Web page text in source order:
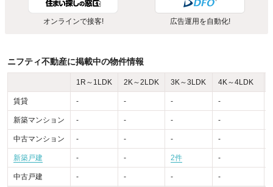
オンラインで接客! 広告運用を自動化!
ニフティ不動産に掲載中の物件情報
1R～1LDK 2K～2LDK 3K～3LDK 4K～4LDK
賃貸 - - - -
新築マンション - - - -
中古マンション - - - -
新築戸建 - - 2件 -
中古戸建 - - - -